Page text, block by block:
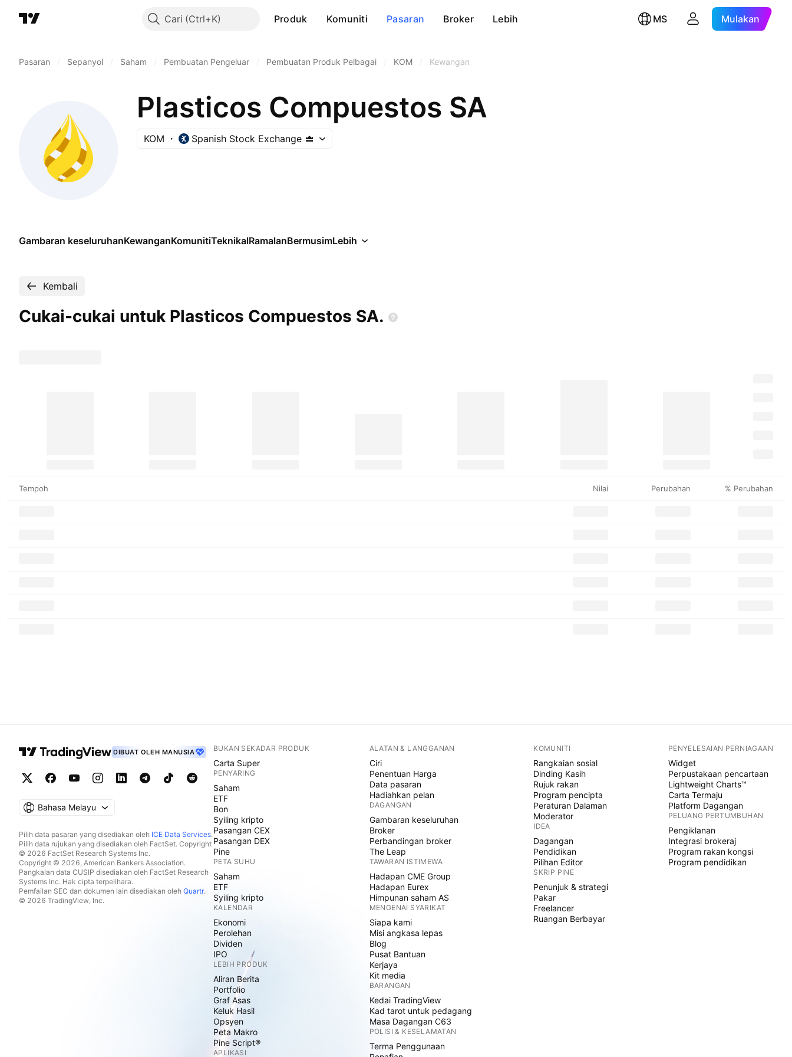
Cari Produk Komuniti Pasaran Broker Lebih MS Mulakan
Pasaran Sepanyol Saham Pembuatan Pengeluar Pembuatan Produk Pelbagai KOM Kewangan
Plasticos Compuestos SA
KOM Spanish Stock Exchange
Gambaran keseluruhanKewanganKomunitiTeknikalRamalanBermusimLebih
Kembali
Cukai-cukai untuk Plasticos Compuestos SA.
Tempoh Nilai Perubahan % Perubahan
DIBUAT OLEH MANUSIA
Bahasa Melayu
Pilih data pasaran yang disediakan oleh ICE Data Services.
Pilih data rujukan yang disediakan oleh FactSet. Copyright
© 2026 FactSet Research Systems Inc.
Copyright © 2026, American Bankers Association.
Pangkalan data CUSIP disediakan oleh FactSet Research
Systems Inc. Hak cipta terpelihara.
Pemfailan SEC dan dokumen lain disediakan oleh Quartr.
© 2026 TradingView, Inc.
BUKAN SEKADAR PRODUK
Carta Super
PENYARING
Saham
ETF
Bon
Syiling kripto
Pasangan CEX
Pasangan DEX
Pine
PETA SUHU
Saham
ETF
Syiling kripto
KALENDAR
Ekonomi
Perolehan
Dividen
IPO
LEBIH PRODUK
Aliran Berita
Portfolio
Graf Asas
Keluk Hasil
Opsyen
Peta Makro
Pine Script®
APLIKASI
ALATAN & LANGGANAN
Ciri
Penentuan Harga
Data pasaran
Hadiahkan pelan
DAGANGAN
Gambaran keseluruhan
Broker
Perbandingan broker
The Leap
TAWARAN ISTIMEWA
Hadapan CME Group
Hadapan Eurex
Himpunan saham AS
MENGENAI SYARIKAT
Siapa kami
Misi angkasa lepas
Blog
Pusat Bantuan
Kerjaya
Kit media
BARANGAN
Kedai TradingView
Kad tarot untuk pedagang
Masa Dagangan C63
POLISI & KESELAMATAN
Terma Penggunaan
KOMUNITI
Rangkaian sosial
Dinding Kasih
Rujuk rakan
Program pencipta
Peraturan Dalaman
Moderator
IDEA
Dagangan
Pendidikan
Pilihan Editor
SKRIP PINE
Penunjuk & strategi
Pakar
Freelancer
Ruangan Berbayar
PENYELESAIAN PERNIAGAAN
Widget
Perpustakaan pencartaan
Lightweight Charts™
Carta Termaju
Platform Dagangan
PELUANG PERTUMBUHAN
Pengiklanan
Integrasi brokeraj
Program rakan kongsi
Program pendidikan